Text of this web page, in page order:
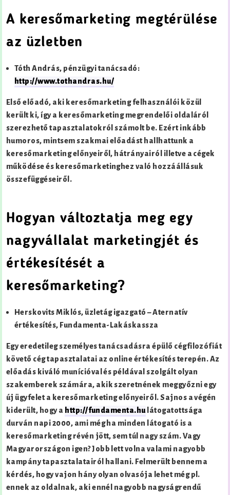
A keresőmarketing megtérülése
az üzletben
Tóth András, pénzügyi tanácsadó:
http://www.tothandras.hu/
Első előadó, aki keresőmarketing felhasználói közül
került ki, így a keresőmarketing megrendelői oldaláról
szerezhető tapasztalatokról számolt be. Ezért inkább
humoros, mintsem szakmai előadást hallhattunk a
keresőmarketing előnyeiről, hátrányairól illetve a cégek
működése és keresőmarketinghez való hozzáállásuk
összefüggéseiről.
Hogyan változtatja meg egy
nagyvállalat marketingjét és
értékesítését a
keresőmarketing?
Herskovits Miklós, üzletág igazgató – Aternatív
értékesítés, Fundamenta-Lakáskassza
Egy eredetileg személyes tanácsadásra épülő cégfilozófiát
követő cég tapasztalatai az online értékesítés terepén. Az
előadás kiváló munícióval és példával szolgált olyan
szakemberek számára, akik szeretnének meggyőzni egy
új ügyfelet a keresőmarketing előnyeiről. Sajnos a végén
kiderült, hogy a http://fundamenta.hulátogatottsága
durván napi 2000, ami még ha minden látogató is a
keresőmarketing révén jött, sem túl nagy szám. Vagy
Magyarországon igen? Jobb lett volna valami nagyobb
kampány tapasztalatairól hallani. Felmerült bennem a
kérdés, hogy vajon hány olyan olvasója lehet még pl.
ennek az oldalnak, aki ennél nagyobb nagyságrendű